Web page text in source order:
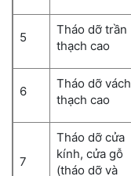
5
Tháo dỡ trần
thạch cao
6
Tháo dỡ vách
thạch cao
7
Tháo dỡ cửa
kính, cửa gỗ
(tháo dỡ và